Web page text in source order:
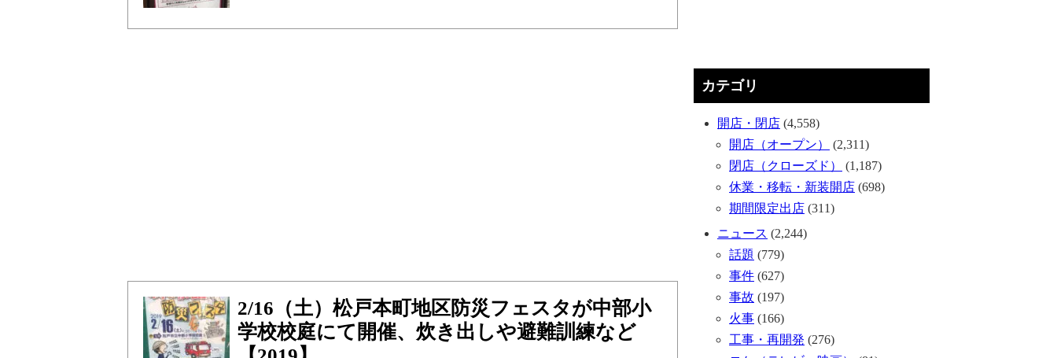
2/16（土）松戸本町地区防災フェスタが中部小
学校校庭にて開催、炊き出しや避難訓練など
カテゴリ
開店・閉店 (4,558)
開店（オープン）
(2,311)
閉店（クローズド）
(1,187)
休業・移転・新装開店 (698)
期間限定出店 (311)
ニュース (2,244)
話題 (779)
事件 (627)
事故 (197)
火事 (166)
工事・再開発 (276)